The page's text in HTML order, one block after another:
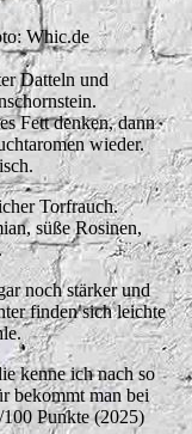
Whic.de
Datteln und
Fett denken, dann
wieder.
Torfrauch.
süße Rosinen,
noch stärker und
finden sich leichte
kenne ich nach so
bekommt man bei
Punkte (2025)